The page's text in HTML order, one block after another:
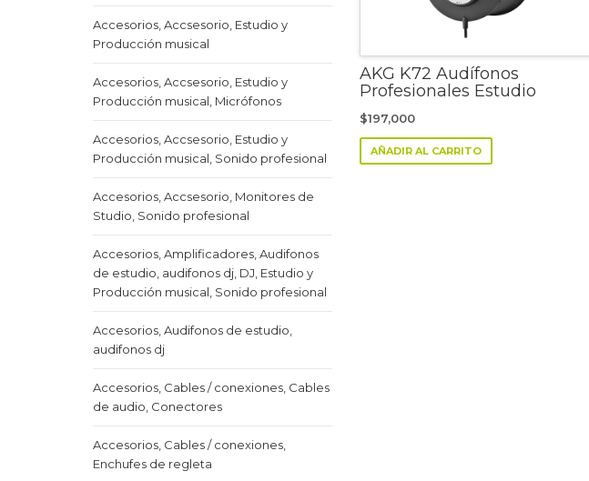
Accesorios, Accsesorio, Estudio y
Producción musical
Accesorios, Accsesorio, Estudio y
Producción musical, Micrófonos
Accesorios, Accsesorio, Estudio y
Producción musical, Sonido profesional
Accesorios, Accsesorio, Monitores de
Studio, Sonido profesional
Accesorios, Amplificadores, Audifonos
de estudio, audifonos dj, DJ, Estudio y
Producción musical, Sonido profesional
Accesorios, Audifonos de estudio,
audifonos dj
Accesorios, Cables / conexiones, Cables
de audio, Conectores
Accesorios, Cables / conexiones,
Enchufes de regleta
AKG K72 Audífonos
Profesionales Estudio
$197,000
AÑADIR AL CARRITO